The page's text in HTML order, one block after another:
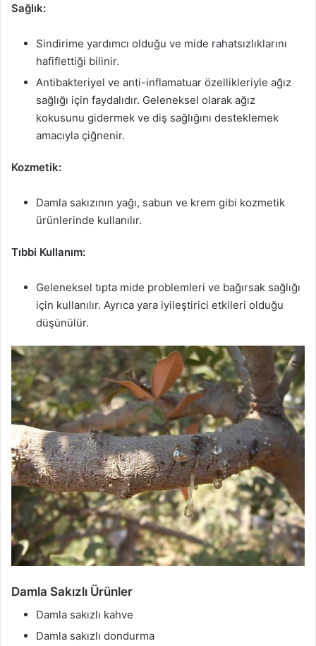
Sağlık:
Sindirime yardımcı olduğu ve mide rahatsızlıklarını
hafiflettiği bilinir.
Antibakteriyel ve anti-inflamatuar özellikleriyle ağız
sağlığı için faydalıdır. Geleneksel olarak ağız
kokusunu gidermek ve diş sağlığını desteklemek
amacıyla çiğnenir.
Kozmetik:
Damla sakızının yağı, sabun ve krem gibi kozmetik
ürünlerinde kullanılır.
Tıbbi Kullanım:
Geleneksel tıpta mide problemleri ve bağırsak sağlığı
için kullanılır. Ayrıca yara iyileştirici etkileri olduğu
düşünülür.
Damla Sakızlı Ürünler
Damla sakızlı kahve
Damla sakızlı dondurma